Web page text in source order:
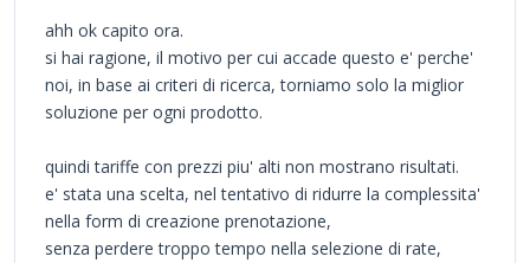
ahh ok capito ora.
si hai ragione, il motivo per cui accade questo e' perche'
noi, in base ai criteri di ricerca, torniamo solo la miglior
soluzione per ogni prodotto.
quindi tariffe con prezzi piu' alti non mostrano risultati.
e' stata una scelta, nel tentativo di ridurre la complessita'
nella form di creazione prenotazione,
senza perdere troppo tempo nella selezione di rate,